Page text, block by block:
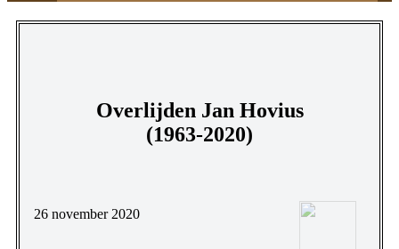
Overlijden Jan Hovius
(1963-2020)
26 november 2020